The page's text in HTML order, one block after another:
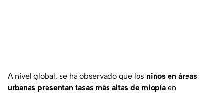
A nivel global, se ha observado que los niños en áreas
urbanas presentan tasas más altas de miopía en